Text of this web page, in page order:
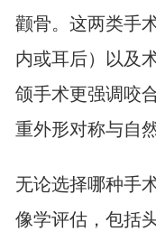
颧骨。这两类手
内或耳后）以及
颌手术更强调咬
重外形对称与自
无论选择哪种手
像学评估，包括